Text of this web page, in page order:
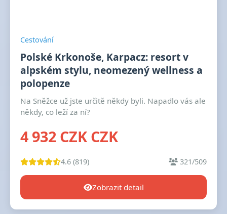
Cestování
Polské Krkonoše, Karpacz: resort v
alpském stylu, neomezený wellness a
polopenze
Na Sněžce už jste určitě někdy byli. Napadlo vás ale
někdy, co leží za ní?
4 932 CZK CZK
4.6 (819) 321/509
Zobrazit detail